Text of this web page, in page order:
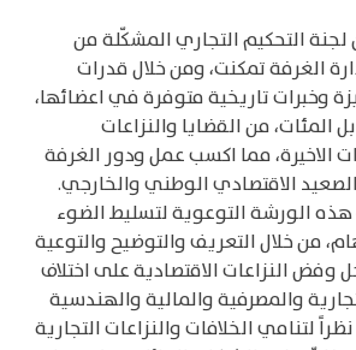
التحكيم التجاري المشكّلة من
الغرفة تمكنت، ومن خلال قدرات
وخبرات تاريخية متوفرة في اعضائها،
المئات، من القضايا والنزاعات
الاخيرة، مما اكسب عمل ودور الغرفة
الاقتصادي الوطني والخارجي.
الورشة التوعوية لتسليط الضوء
من خلال التعريف والتوضيح والتوعية
وفض النزاعات الاقتصادية على اختلاف
والمصرفية والمالية والهندسية
لتنامي الخلافات والنزاعات التجارية